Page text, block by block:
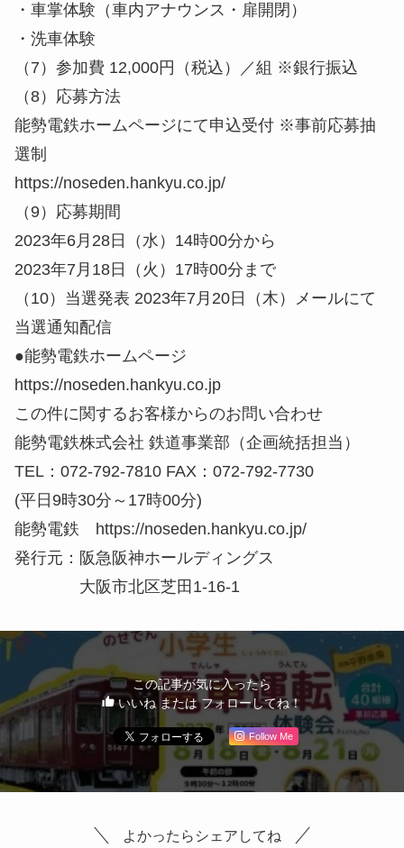
・車掌体験（車内アナウンス・扉開閉）
・洗車体験
（7）参加費 12,000円（税込）／組 ※銀行振込
（8）応募方法
能勢電鉄ホームページにて申込受付 ※事前応募抽
選制
https://noseden.hankyu.co.jp/
（9）応募期間
2023年6月28日（水）14時00分から
2023年7月18日（火）17時00分まで
（10）当選発表 2023年7月20日（木）メールにて
当選通知配信
●能勢電鉄ホームページ
https://noseden.hankyu.co.jp
この件に関するお客様からのお問い合わせ
能勢電鉄株式会社 鉄道事業部（企画統括担当）
TEL：072-792-7810 FAX：072-792-7730
(平日9時30分～17時00分)
能勢電鉄 https://noseden.hankyu.co.jp/
発行元：阪急阪神ホールディングス
大阪市北区芝田1-16-1
この記事が気に入ったら
いいね または フォローしてね！
Follow Me
よかったらシェアしてね